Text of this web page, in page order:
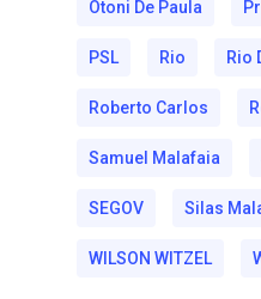
Otoni De Paula
PSL Rio Rio
Roberto Carlos
Samuel Malafaia
SEGOV Silas
WILSON WITZEL